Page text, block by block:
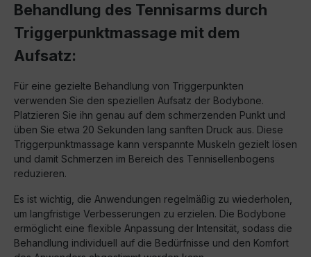
Behandlung des Tennisarms durch
Triggerpunktmassage mit dem
Aufsatz:
Für eine gezielte Behandlung von Triggerpunkten
verwenden Sie den speziellen Aufsatz der Bodybone.
Platzieren Sie ihn genau auf dem schmerzenden Punkt und
üben Sie etwa 20 Sekunden lang sanften Druck aus. Diese
Triggerpunktmassage kann verspannte Muskeln gezielt lösen
und damit Schmerzen im Bereich des Tennisellenbogens
reduzieren.
Es ist wichtig, die Anwendungen regelmäßig zu wiederholen,
um langfristige Verbesserungen zu erzielen. Die Bodybone
ermöglicht eine flexible Anpassung der Intensität, sodass die
Behandlung individuell auf die Bedürfnisse und den Komfort